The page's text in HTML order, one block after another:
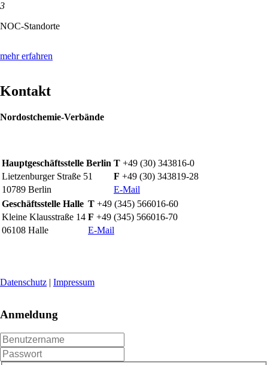
3
NOC-Standorte
mehr erfahren
Kontakt
Nordostchemie-Verbände
Hauptgeschäftsstelle Berlin T +49 (30) 343816-0
Lietzenburger Straße 51
F +49 (30) 343819-28
10789 Berlin
E-Mail
Geschäftsstelle Halle T +49 (345) 566016-60
Kleine Klausstraße 14 F +49 (345) 566016-70
06108 Halle
E-Mail
Datenschutz | Impressum
Anmeldung